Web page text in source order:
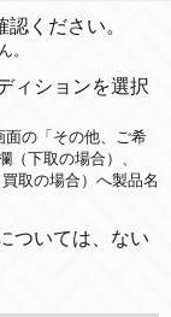
ください。
。
ィションを選択
の「その他、ご希
下取の場合）、
取の場合）へ製品名
ついては、ない